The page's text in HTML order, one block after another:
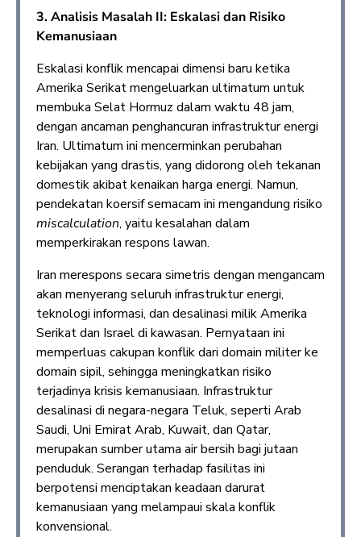
3. Analisis Masalah II: Eskalasi dan Risiko
Kemanusiaan
Eskalasi konflik mencapai dimensi baru ketika
Amerika Serikat mengeluarkan ultimatum untuk
membuka Selat Hormuz dalam waktu 48 jam,
dengan ancaman penghancuran infrastruktur energi
Iran. Ultimatum ini mencerminkan perubahan
kebijakan yang drastis, yang didorong oleh tekanan
domestik akibat kenaikan harga energi. Namun,
pendekatan koersif semacam ini mengandung risiko
miscalculation, yaitu kesalahan dalam
memperkirakan respons lawan.
Iran merespons secara simetris dengan mengancam
akan menyerang seluruh infrastruktur energi,
teknologi informasi, dan desalinasi milik Amerika
Serikat dan Israel di kawasan. Pernyataan ini
memperluas cakupan konflik dari domain militer ke
domain sipil, sehingga meningkatkan risiko
terjadinya krisis kemanusiaan. Infrastruktur
desalinasi di negara-negara Teluk, seperti Arab
Saudi, Uni Emirat Arab, Kuwait, dan Qatar,
merupakan sumber utama air bersih bagi jutaan
penduduk. Serangan terhadap fasilitas ini
berpotensi menciptakan keadaan darurat
kemanusiaan yang melampaui skala konflik
konvensional.